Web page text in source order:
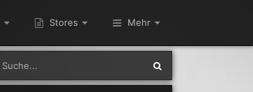
Stores Mehr